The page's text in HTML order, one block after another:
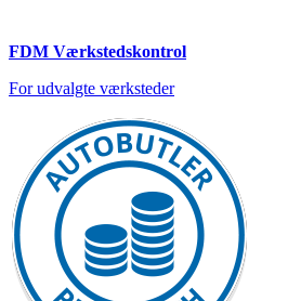
FDM Værkstedskontrol
For udvalgte værksteder